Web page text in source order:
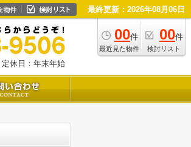
最終更新：2026年08月06日
00件
最近見た物件
00件
検討リスト
定休日：年末年始